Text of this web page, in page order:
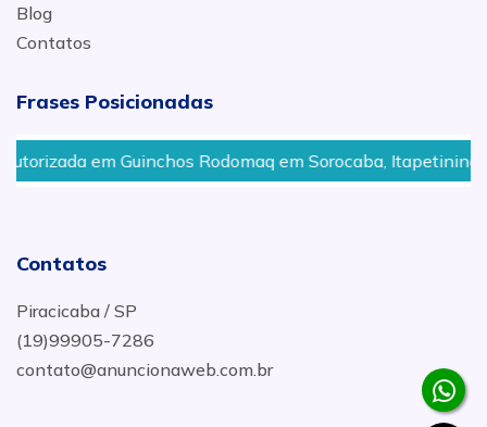
Blog
Contatos
Frases Posicionadas
em Sorocaba, Itapetininga Montagem de
Contatos
Piracicaba / SP
(19)99905-7286
contato@anuncionaweb.com.br